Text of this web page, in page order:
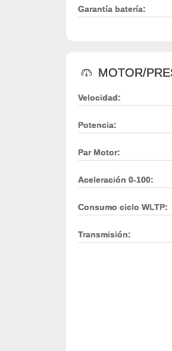
Garantía batería:
MOTOR/
Velocidad:
Potencia:
Par Motor:
Aceleración 0-100:
Consumo ciclo WLTP:
Transmisión: